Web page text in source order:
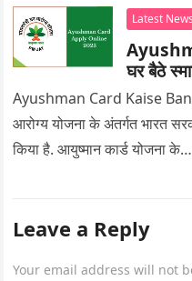
Latest News
घर बैठे
Ayushman Card Kaise
आरोग्य योजना के अंतर्गत भारत
किया है. आयुष्मान कार्ड योजना के…
Leave a Reply
Your email address will not